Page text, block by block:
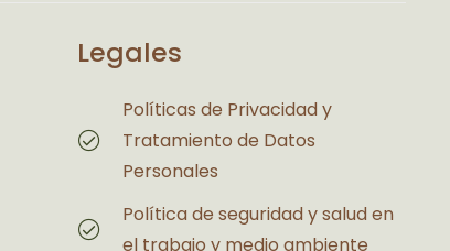
Legales
Políticas de Privacidad y
Tratamiento de Datos
Personales
Política de seguridad y salud en
el trabajo y medio ambiente